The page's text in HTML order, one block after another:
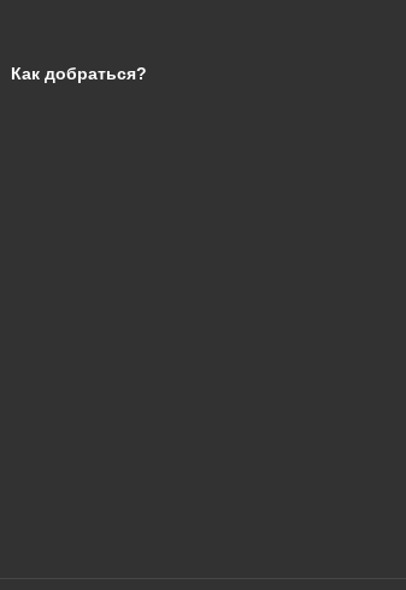
Как добраться?